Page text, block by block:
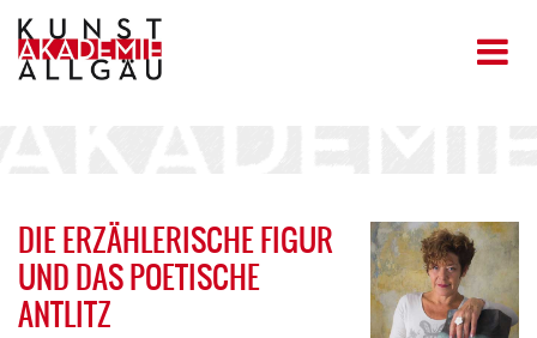
DIE ERZÄHLERISCHE FIGUR
UND DAS POETISCHE
ANTLITZ